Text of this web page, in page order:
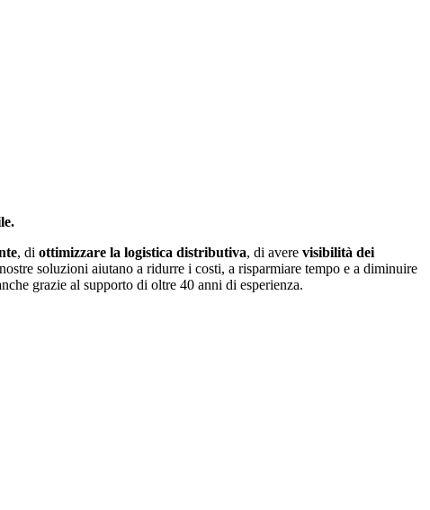
, di ottimizzare la logistica distributiva, di avere visibilità dei
soluzioni aiutano a ridurre i costi, a risparmiare tempo e a diminuire
grazie al supporto di oltre 40 anni di esperienza.